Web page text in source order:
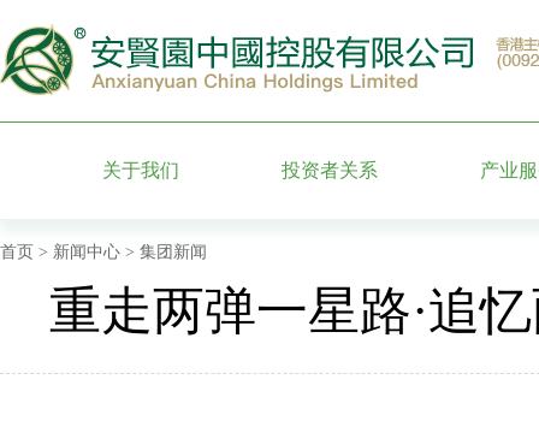
关于我们
集团简介
管理团队
投资者关系
公司公告
产业
特色
首页 > 新闻中心 > 集团新闻
重走两弹一星路·追